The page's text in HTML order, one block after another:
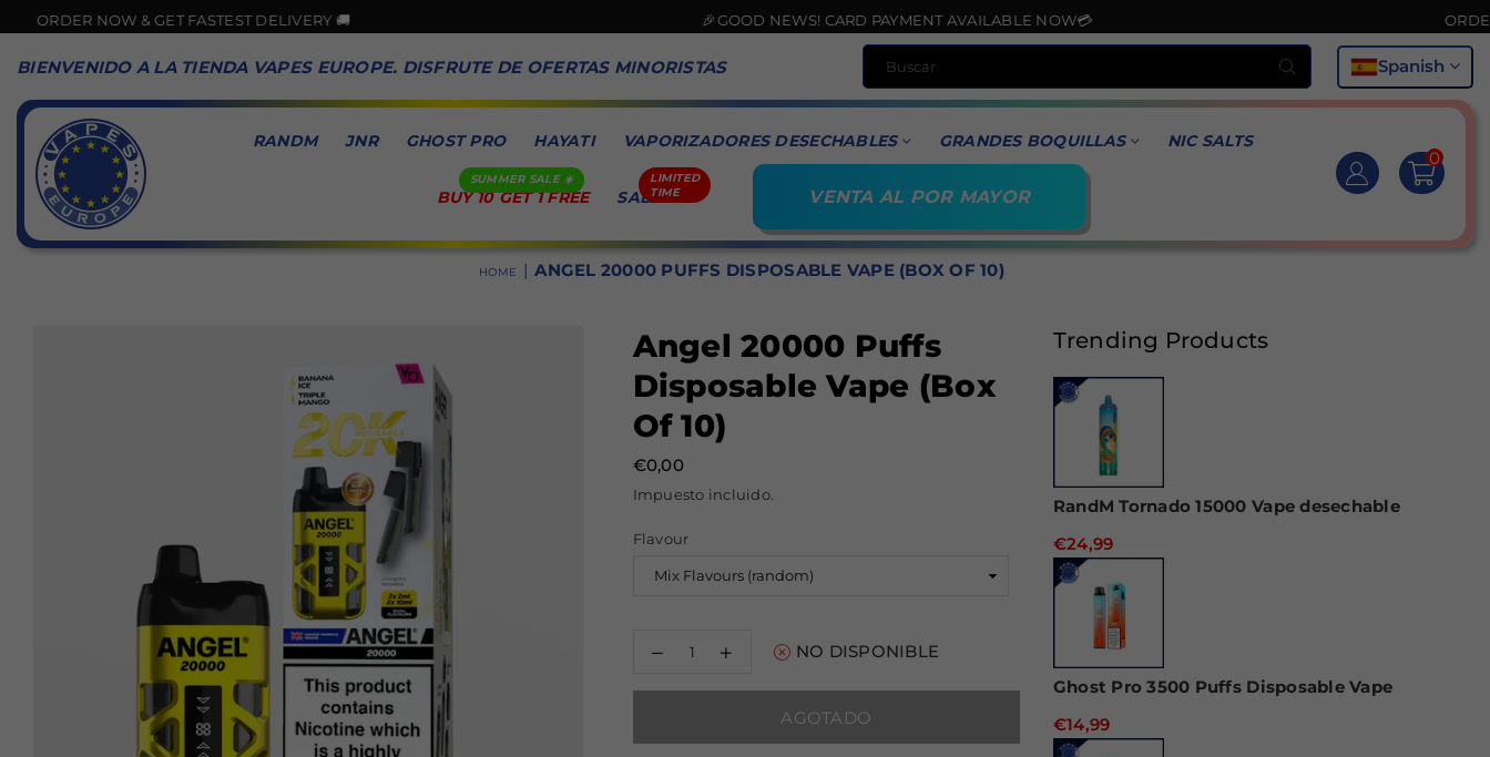
NOW & GET FASTEST DELIVERY 🚚 🎉GOOD NEWS! CARD PAYMENT AVAILABLE NOW💳 ORDER NOW
BIENVENIDO A LA TIENDA VAPES EUROPE. DISFRUTE DE OFERTAS MINORISTAS Spanish
VAPES
EUROPE
RANDM JNR GHOST PRO HAYATI VAPORIZADORES DESECHABLES GRANDES BOQUILLAS NIC SALTS
BUY 10 GET 1 FREE SALE VENTA AL POR MAYOR
0
HOME | ANGEL 20000 PUFFS DISPOSABLE VAPE (BOX OF 10)
Angel 20000 Puffs
Disposable Vape (Box
Of 10)
Precio
habitual
€0,00
Impuesto incluido.
Flavour
Decrease
for
Puffs
Increase
for
20000
Puffs
NO DISPONIBLE
AGOTADO
Trending Products
RandM Tornado 15000 Vape desechable
€24,99
Ghost Pro 3500 Puffs Disposable Vape
€14,99